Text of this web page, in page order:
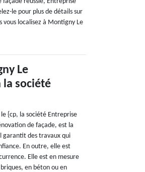
le pour plus de détails sur
vous localisez à Montigny Le
Le
la société
{cp, la société Entreprise
de façade, est la
garantit des travaux qui
En outre, elle est
Elle est en mesure
en béton ou en